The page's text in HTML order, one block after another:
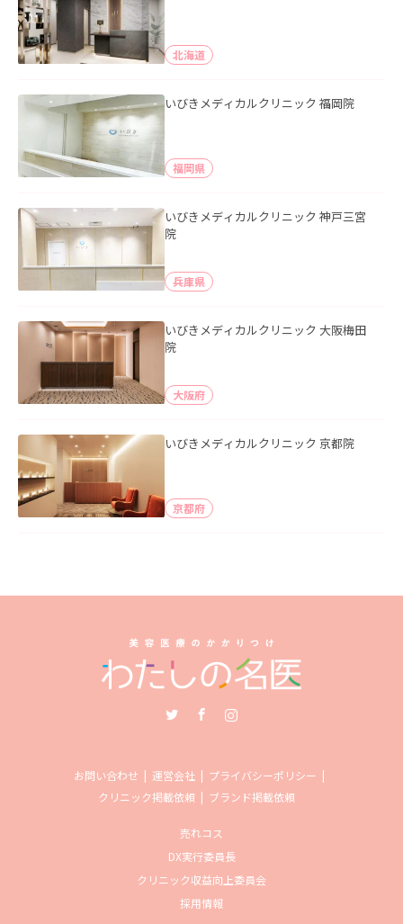
北海道
いびきメディカルクリニック 福岡院
福岡県
いびきメディカルクリニック 神戸三宮
院
兵庫県
いびきメディカルクリニック 大阪梅田
院
大阪府
いびきメディカルクリニック 京都院
京都府
お問い合わせ 運営会社
プライバシーポリシー
クリニック掲載依頼
ブランド掲載依頼
売れコス
DX実行委員長
クリニック収益向上委員会
採用情報